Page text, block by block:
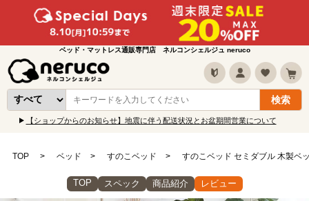
ベッド・マットレス通販専門店 ネルコンシェルジュ neruco
【ショップからのお知らせ】地震に伴う配送状況とお盆期間営業について
TOP ベッド すのこベッド すのこベッド セミダブル 木製ベ
TOP スペック 商品紹介 レビュー